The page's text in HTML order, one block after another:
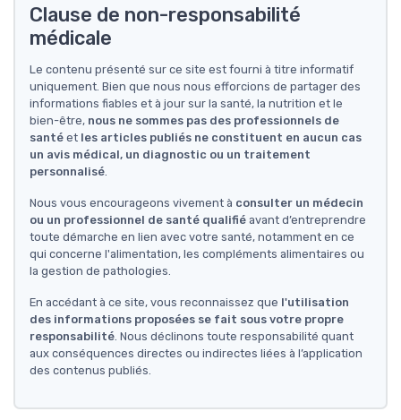
Clause de non-responsabilité
médicale
Le contenu présenté sur ce site est fourni à titre informatif
uniquement. Bien que nous nous efforcions de partager des
informations fiables et à jour sur la santé, la nutrition et le
bien-être, nous ne sommes pas des professionnels de
santé et les articles publiés ne constituent en aucun cas
un avis médical, un diagnostic ou un traitement
personnalisé.
Nous vous encourageons vivement à consulter un médecin
ou un professionnel de santé qualifié avant d’entreprendre
toute démarche en lien avec votre santé, notamment en ce
qui concerne l'alimentation, les compléments alimentaires ou
la gestion de pathologies.
En accédant à ce site, vous reconnaissez que l'utilisation
des informations proposées se fait sous votre propre
responsabilité. Nous déclinons toute responsabilité quant
aux conséquences directes ou indirectes liées à l’application
des contenus publiés.